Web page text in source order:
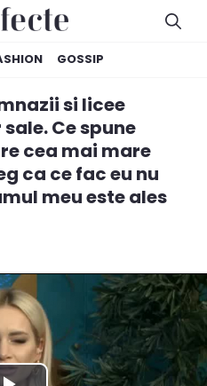
GOSSIP
si licee
Ce spune
cea mai mare
ca ce fac eu nu
meu este ales